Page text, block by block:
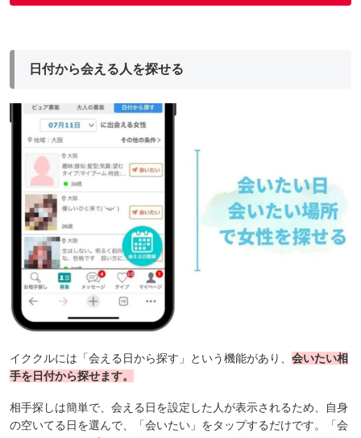
日付から会える人を探せる
イククルには「会える日から探す」という機能があり、 会いたい相
手を日付から探せます。
相手探しは簡単で、会える日を設定した人が表示されるため、自身
の空いてる日を選んで、「会いたい」をタップするだけです。「会